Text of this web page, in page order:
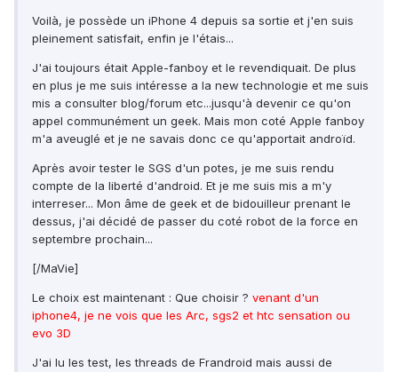
Voilà, je possède un iPhone 4 depuis sa sortie et j'en suis
pleinement satisfait, enfin je l'étais...
J'ai toujours était Apple-fanboy et le revendiquait. De plus
en plus je me suis intéresse a la new technologie et me suis
mis a consulter blog/forum etc...jusqu'à devenir ce qu'on
appel communément un geek. Mais mon coté Apple fanboy
m'a aveuglé et je ne savais donc ce qu'apportait androïd.
Après avoir tester le SGS d'un potes, je me suis rendu
compte de la liberté d'android. Et je me suis mis a m'y
interreser... Mon âme de geek et de bidouilleur prenant le
dessus, j'ai décidé de passer du coté robot de la force en
septembre prochain...
[/MaVie]
Le choix est maintenant : Que choisir ? venant d'un
iphone4, je ne vois que les Arc, sgs2 et htc sensation ou
evo 3D
J'ai lu les test, les threads de Frandroid mais aussi de